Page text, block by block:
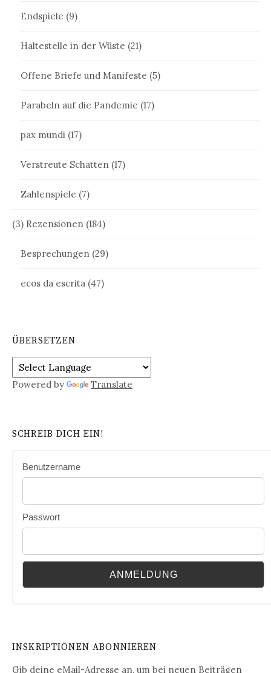
Endspiele (9)
Haltestelle in der Wüste (21)
Offene Briefe und Manifeste (5)
Parabeln auf die Pandemie (17)
pax mundi (17)
Verstreute Schatten (17)
Zahlenspiele (7)
(3) Rezensionen (184)
Besprechungen (29)
ecos da escrita (47)
ÜBERSETZEN
Powered by Translate
SCHREIB DICH EIN!
Benutzername
Passwort
INSKRIPTIONEN ABONNIEREN
Gib deine eMail-Adresse an, um bei neuen Beiträgen